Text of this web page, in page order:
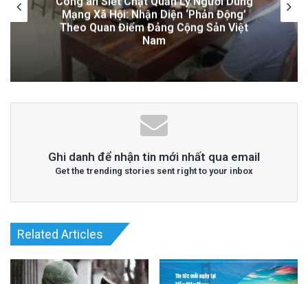
advertisement
Một địa điểm thứ hai ở trung tâm San
Jose đóng cửa giữa cuộc chiến giấy
phép
Ghi danh để nhận tin mới nhất qua email
Get the trending stories sent right to your inbox
Related Articles